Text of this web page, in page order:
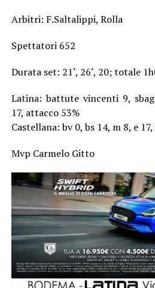
Arbitri: F.Saltalippi, Rolla
Spettatori 652
Durata set: 21‘, 26‘, 20; totale
Latina: battute vincenti 9,
17, attacco 53%
Castellana: bv 0, bs 14, m 8, e 17,
Mvp Carmelo Gitto